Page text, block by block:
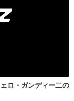
ロ・ガンディー二の